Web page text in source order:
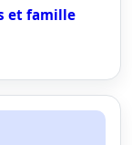
et famille